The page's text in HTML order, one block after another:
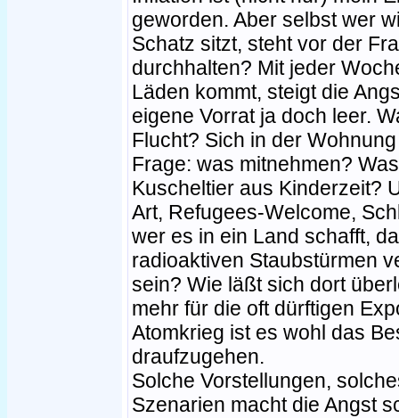
geworden. Aber selbst wer
Schatz sitzt, steht vor der
durchhalten? Mit jeder
Läden kommt, steigt die
eigene Vorrat ja doch leer.
Flucht? Sich in der
Frage: was mitnehmen?
Kuscheltier aus Kinderzeit?
Art, Refugees-Welcome,
wer es in ein Land schafft,
radioaktiven Staubstürmen
sein? Wie läßt sich dort
mehr für die oft dürftigen
Atomkrieg ist es wohl das
draufzugehen.
Solche Vorstellungen,
Szenarien macht die Angst